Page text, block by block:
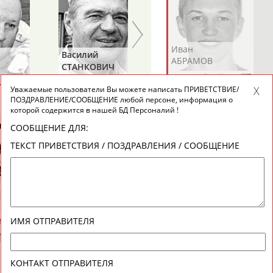
Валерий
АБРАМОВ
Иван
АБРАМОВ
Екатерина
Ирина
АБРАМОВА
АБРАМОВА
АБРАМЯН
Осеп
АБРАМЯН
АБРАРОВ
Василий
СТАНКОВИЧ
Евгений
ЗИМИН
ВЕСЬ СПИСОК
Уважаемые пользователи Вы можете написать ПРИВЕТСТВИЕ/
ПОЗДРАВЛЕНИЕ/СООБЩЕНИЕ любой персоне, информация о
которой содержится в нашей БД Персоналий !
СООБЩЕНИЕ ДЛЯ:
ТЕКСТ ПРИВЕТСТВИЯ / ПОЗДРАВЛЕНИЯ / СООБЩЕНИЕ
ИМЯ ОТПРАВИТЕЛЯ
КОНТАКТ ОТПРАВИТЕЛЯ